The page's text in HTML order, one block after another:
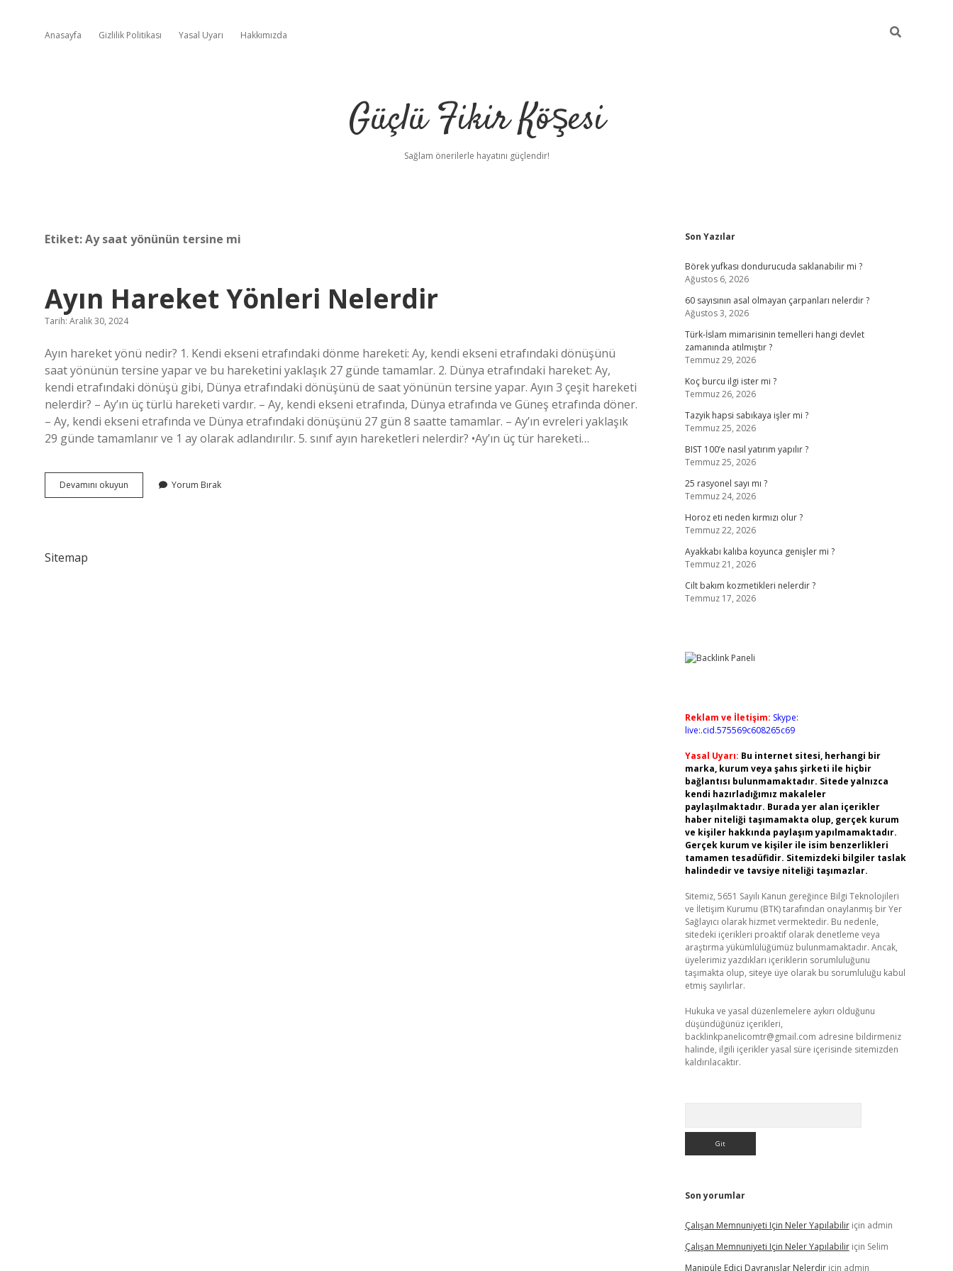
Anasayfa Gizlilik Politikası Yasal Uyarı Hakkımızda
Güçlü Fikir Köşesi
Sağlam önerilerle hayatını güçlendir!
Etiket:Ay saat yönünün tersine mi
Ayın Hareket Yönleri Nelerdir
Tarih: Aralık 30, 2024
Ayın hareket yönü nedir? 1. Kendi ekseni etrafındaki dönme hareketi: Ay, kendi ekseni etrafındaki dönüşünü
saat yönünün tersine yapar ve bu hareketini yaklaşık 27 günde tamamlar. 2. Dünya etrafındaki hareket: Ay,
kendi etrafındaki dönüşü gibi, Dünya etrafındaki dönüşünü de saat yönünün tersine yapar. Ayın 3 çeşit hareketi
nelerdir? – Ay’ın üç türlü hareketi vardır. – Ay, kendi ekseni etrafında, Dünya etrafında ve Güneş etrafında döner.
– Ay, kendi ekseni etrafında ve Dünya etrafındaki dönüşünü 27 gün 8 saatte tamamlar. – Ay’ın evreleri yaklaşık
29 günde tamamlanır ve 1 ay olarak adlandırılır. 5. sınıf ayın hareketleri nelerdir? •Ay’ın üç tür hareketi…
Devamını okuyun
Hareket
Yorum Bırak
Sitemap
Sidebar
Son Yazılar
Börek yufkası dondurucuda saklanabilir mi ?
Ağustos 6, 2026
60 sayısının asal olmayan çarpanları nelerdir ?
Ağustos 3, 2026
Türk-İslam mimarisinin temelleri hangi devlet
zamanında atılmıştır ?
Temmuz 29, 2026
Koç burcu ilgi ister mi ?
Temmuz 26, 2026
Tazyik hapsi sabıkaya işler mi ?
Temmuz 25, 2026
BIST 100’e nasıl yatırım yapılır ?
Temmuz 25, 2026
25 rasyonel sayı mı ?
Temmuz 24, 2026
Horoz eti neden kırmızı olur ?
Temmuz 22, 2026
Ayakkabı kalıba koyunca genişler mi ?
Temmuz 21, 2026
Cilt bakım kozmetikleri nelerdir ?
Temmuz 17, 2026
Reklam ve İletişim: Skype:
live:.cid.575569c608265c69
Yasal Uyarı: Bu internet sitesi, herhangi bir
marka, kurum veya şahıs şirketi ile hiçbir
bağlantısı bulunmamaktadır. Sitede yalnızca
kendi hazırladığımız makaleler
paylaşılmaktadır. Burada yer alan içerikler
haber niteliği taşımamakta olup, gerçek kurum
ve kişiler hakkında paylaşım yapılmamaktadır.
Gerçek kurum ve kişiler ile isim benzerlikleri
tamamen tesadüfidir. Sitemizdeki bilgiler taslak
halindedir ve tavsiye niteliği taşımazlar.
Sitemiz, 5651 Sayılı Kanun gereğince Bilgi Teknolojileri
ve İletişim Kurumu (BTK) tarafından onaylanmış bir Yer
Sağlayıcı olarak hizmet vermektedir. Bu nedenle,
sitedeki içerikleri proaktif olarak denetleme veya
araştırma yükümlülüğümüz bulunmamaktadır. Ancak,
üyelerimiz yazdıkları içeriklerin sorumluluğunu
taşımakta olup, siteye üye olarak bu sorumluluğu kabul
etmiş sayılırlar.
Hukuka ve yasal düzenlemelere aykırı olduğunu
düşündüğünüz içerikleri,
backlinkpanelicomtr@gmail.com adresine bildirmeniz
halinde, ilgili içerikler yasal süre içerisinde sitemizden
kaldırılacaktır.
Son yorumlar
Çalışan Memnuniyeti Için Neler Yapılabiliriçin admin
Çalışan Memnuniyeti Için Neler Yapılabiliriçin Selim
Manipüle Edici Davranışlar Nelerdiriçin admin